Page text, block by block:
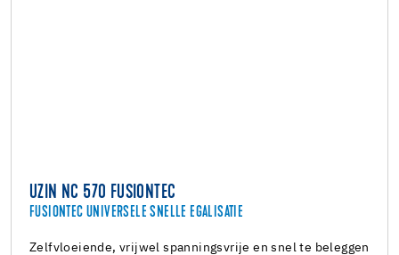
UZIN NC 570 FUSIONTEC
FUSIONTEC UNIVERSELE SNELLE EGALISATIE
Zelfvloeiende, vrijwel spanningsvrije en snel te beleggen